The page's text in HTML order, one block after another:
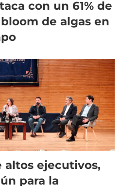
con un 61% de
de algas en
altos ejecutivos,
para la